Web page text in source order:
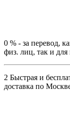
0 % - за перевод,
физ. лиц, так и
2 Быстрая и
доставка по